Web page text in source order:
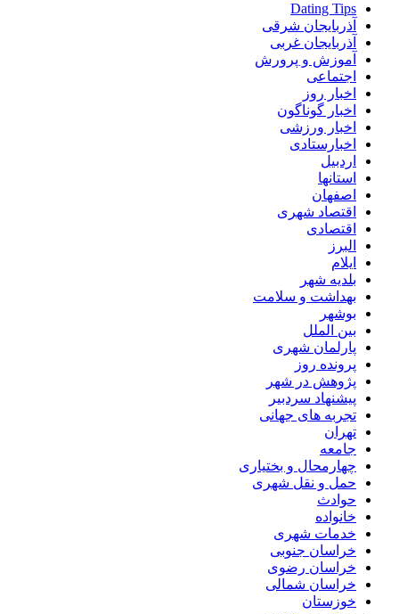
Dating Tips
آذربایجان شرقی
آذربایجان غربی
آموزش و پرورش
اجتماعی
اخبار روز
اخبار گوناگون
اخبار ورزشی
اخبارستادی
اردبیل
استانها
اصفهان
اقتصاد شهری
اقتصادی
البرز
ایلام
بلدیه شهر
بهداشت و سلامت
بوشهر
بین الملل
پارلمان شهری
پرونده روز
پژوهش در شهر
پیشنهاد سردبیر
تجربه های جهانی
تهران
جامعه
چهارمحال و بختیاری
حمل و نقل شهری
حوادث
خانواده
خدمات شهری
خراسان جنوبی
خراسان رضوی
خراسان شمالی
خوزستان